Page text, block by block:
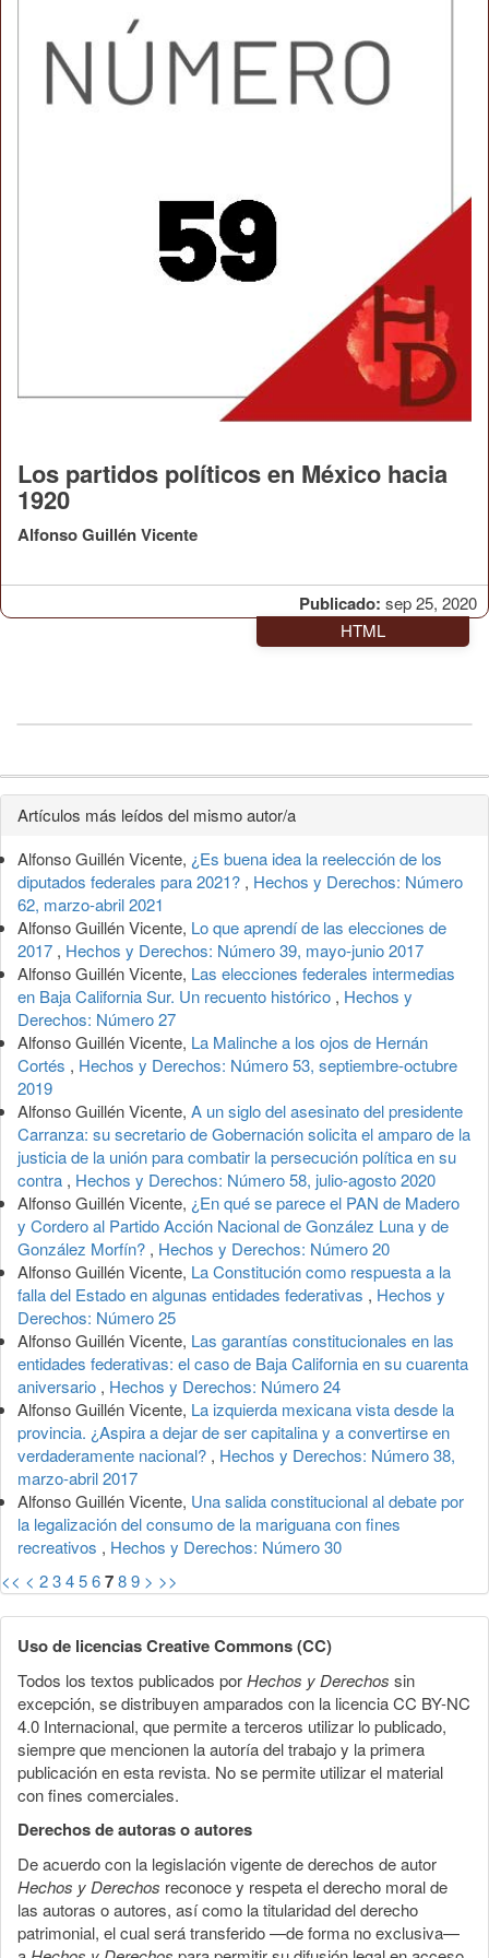
Publicado: sep 25, 2020
Los partidos políticos en México hacia
1920
Alfonso Guillén Vicente
HTML
Detalles
del
artículo
Artículos más leídos del mismo autor/a
Alfonso Guillén Vicente, ¿Es buena idea la reelección de los
diputados federales para 2021? , Hechos y Derechos: Número
62, marzo-abril 2021
Alfonso Guillén Vicente, Lo que aprendí de las elecciones de
2017 , Hechos y Derechos: Número 39, mayo-junio 2017
Alfonso Guillén Vicente, Las elecciones federales intermedias
en Baja California Sur. Un recuento histórico , Hechos y
Derechos: Número 27
Alfonso Guillén Vicente, La Malinche a los ojos de Hernán
Cortés , Hechos y Derechos: Número 53, septiembre-octubre
2019
Alfonso Guillén Vicente, A un siglo del asesinato del presidente
Carranza: su secretario de Gobernación solicita el amparo de la
justicia de la unión para combatir la persecución política en su
contra , Hechos y Derechos: Número 58, julio-agosto 2020
Alfonso Guillén Vicente, ¿En qué se parece el PAN de Madero
y Cordero al Partido Acción Nacional de González Luna y de
González Morfín? , Hechos y Derechos: Número 20
Alfonso Guillén Vicente, La Constitución como respuesta a la
falla del Estado en algunas entidades federativas , Hechos y
Derechos: Número 25
Alfonso Guillén Vicente, Las garantías constitucionales en las
entidades federativas: el caso de Baja California en su cuarenta
aniversario , Hechos y Derechos: Número 24
Alfonso Guillén Vicente, La izquierda mexicana vista desde la
provincia. ¿Aspira a dejar de ser capitalina y a convertirse en
verdaderamente nacional? , Hechos y Derechos: Número 38,
marzo-abril 2017
Alfonso Guillén Vicente, Una salida constitucional al debate por
la legalización del consumo de la mariguana con fines
recreativos , Hechos y Derechos: Número 30
<< < 23456789 > >>
Uso de licencias Creative Commons (CC)
Todos los textos publicados porHechos y Derechos sin
excepción, se distribuyen amparados con la licencia CC BY-NC
4.0 Internacional, que permite a terceros utilizar lo publicado,
siempre que mencionen la autoría del trabajo y la primera
publicación en esta revista. No se permite utilizar el material
con fines comerciales.
Derechos de autoras o autores
De acuerdo con la legislación vigente de derechos de autor
Hechos y Derechos reconoce y respeta el derecho moral de
las autoras o autores, así como la titularidad del derecho
patrimonial, el cual será transferido —de forma no exclusiva—